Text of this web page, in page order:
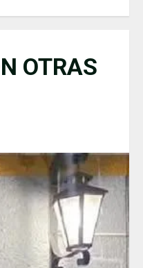
OTRAS